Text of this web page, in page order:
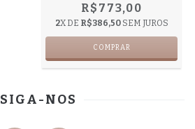
R$773,00
2X DE R$386,50SEM JUROS
SIGA-NOS